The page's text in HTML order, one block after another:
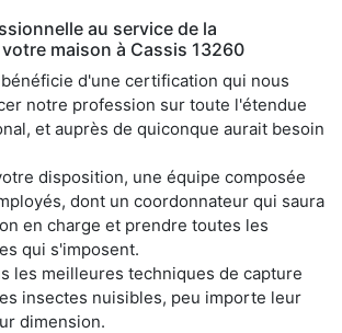
au service de la
maison à Cassis 13260
d'une certification qui nous
notre profession sur toute l'étendue
et auprès de quiconque aurait besoin
disposition, une équipe composée
dont un coordonnateur qui saura
en charge et prendre toutes les
qui s'imposent.
les meilleures techniques de capture
insectes nuisibles, peu importe leur
dimension.